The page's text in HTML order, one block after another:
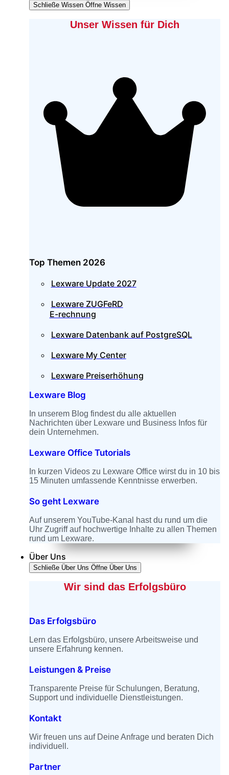
Schließe Wissen Öffne Wissen
Unser Wissen für Dich
Top Themen 2026
Lexware Update 2027
Lexware ZUGFeRD
E-rechnung
Lexware Datenbank auf PostgreSQL
Lexware My Center
Lexware Preiserhöhung
Lexware Blog
In unserem Blog findest du alle aktuellen
Nachrichten über Lexware und Business Infos für
dein Unternehmen.
Lexware Office Tutorials
In kurzen Videos zu Lexware Office wirst du in 10 bis
15 Minuten umfassende Kenntnisse erwerben.
So geht Lexware
Auf unserem YouTube-Kanal hast du rund um die
Uhr Zugriff auf hochwertige Inhalte zu allen Themen
rund um Lexware.
Über Uns
Schließe Über Uns Öffne Über Uns
Wir sind das Erfolgsbüro
Das Erfolgsbüro
Lern das Erfolgsbüro, unsere Arbeitsweise und
unsere Erfahrung kennen.
Leistungen & Preise
Transparente Preise für Schulungen, Beratung,
Support und individuelle Dienstleistungen.
Kontakt
Wir freuen uns auf Deine Anfrage und beraten Dich
individuell.
Partner